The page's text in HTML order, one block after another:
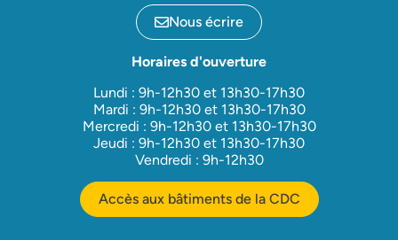
Nous écrire
Horaires d'ouverture
Lundi : 9h-12h30 et 13h30-17h30
Mardi : 9h-12h30 et 13h30-17h30
Mercredi : 9h-12h30 et 13h30-17h30
Jeudi : 9h-12h30 et 13h30-17h30
Vendredi : 9h-12h30
Accès aux bâtiments de la CDC